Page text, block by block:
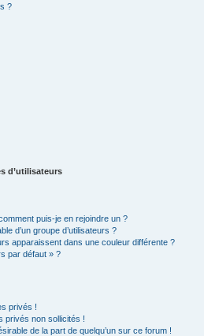
?
d’utilisateurs
puis-je en rejoindre un ?
d’un groupe d’utilisateurs ?
apparaissent dans une couleur différente ?
par défaut » ?
privés !
privés non sollicités !
de la part de quelqu’un sur ce forum !